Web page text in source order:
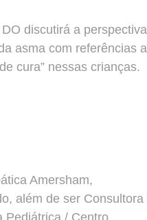
discutirá a perspectiva
asma com referências a
cura” nessas crianças.
Amersham,
além de ser Consultora
Pediátrica / Centro